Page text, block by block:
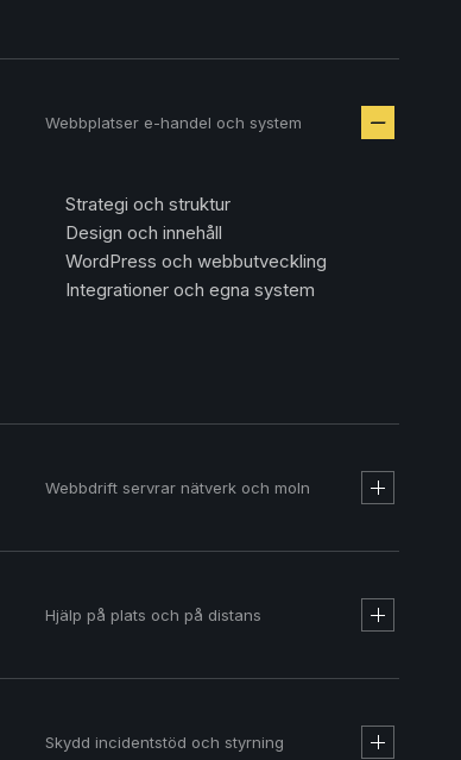
Webbplatser e-handel och system
Strategi och struktur
Design och innehåll
WordPress och webbutveckling
Integrationer och egna system
Webbdrift servrar nätverk och moln
Hjälp på plats och på distans
Skydd incidentstöd och styrning